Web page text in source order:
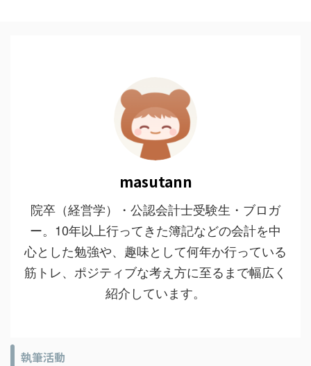
masutann
院卒（経営学）・公認会計士受験生・ブロガ
ー。10年以上行ってきた簿記などの会計を中
心とした勉強や、趣味として何年か行っている
筋トレ、ポジティブな考え方に至るまで幅広く
紹介しています。
執筆活動